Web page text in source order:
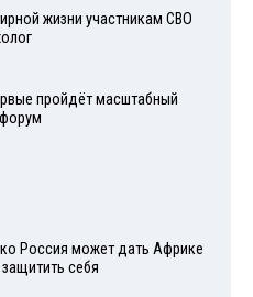
жизни участникам СВО
пройдёт масштабный
Россия может дать Африке
себя